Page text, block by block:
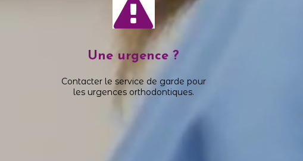
Une urgence ?
Contacter le service de garde pour
les urgences orthodontiques.